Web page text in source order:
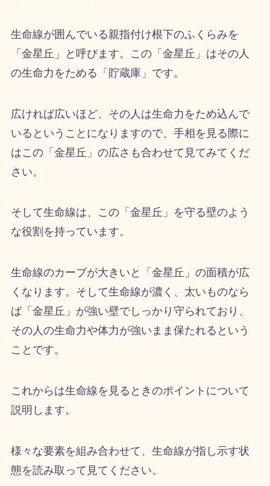
生命線が囲んでいる親指付け根下のふくらみを
「金星丘」と呼びます。この「金星丘」はその人
の生命力をためる「貯蔵庫」です。
広ければ広いほど、その人は生命力をため込んで
いるということになりますので、手相を見る際に
はこの「金星丘」の広さも合わせて見てみてくだ
さい。
そして生命線は、この「金星丘」を守る壁のよう
な役割を持っています。
生命線のカーブが大きいと「金星丘」の面積が広
くなります。そして生命線が濃く、太いものなら
ば「金星丘」が強い壁でしっかり守られており、
その人の生命力や体力が強いまま保たれるという
ことです。
これからは生命線を見るときのポイントについて
説明します。
様々な要素を組み合わせて、生命線が指し示す状
態を読み取って見てください。